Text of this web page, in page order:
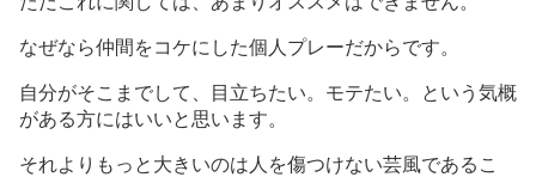
なぜなら仲間をコケにした個人プレーだからです。
自分がそこまでして、目立ちたい。モテたい。という気概
がある方にはいいと思います。
それよりもっと大きいのは人を傷つけない芸風であるこ